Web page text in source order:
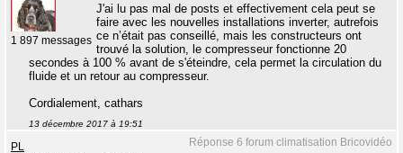
1 897 messages
J'ai lu pas mal de posts et effectivement cela peut se
faire avec les nouvelles installations inverter, autrefois
ce n’était pas conseillé, mais les constructeurs ont
trouvé la solution, le compresseur fonctionne 20
secondes à 100 % avant de s'éteindre, cela permet la circulation du
fluide et un retour au compresseur.
Cordialement, cathars
13 décembre 2017 à 19:51
Réponse 6 forum climatisation Bricovidéo
PL